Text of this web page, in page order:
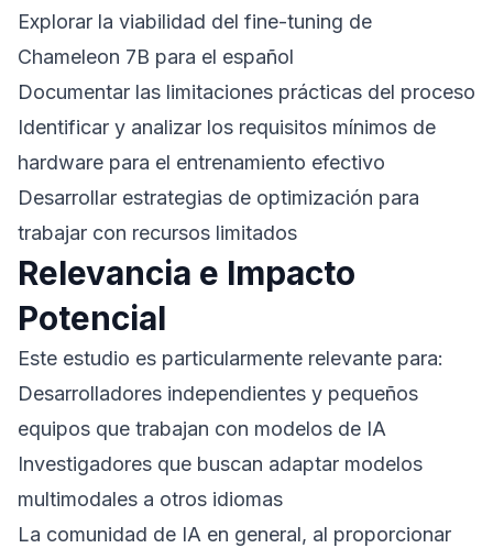
Explorar la viabilidad del fine-tuning de
Chameleon 7B para el español
Documentar las limitaciones prácticas del proceso
Identificar y analizar los requisitos mínimos de
hardware para el entrenamiento efectivo
Desarrollar estrategias de optimización para
trabajar con recursos limitados
Relevancia e Impacto
Potencial
Este estudio es particularmente relevante para:
Desarrolladores independientes y pequeños
equipos que trabajan con modelos de IA
Investigadores que buscan adaptar modelos
multimodales a otros idiomas
La comunidad de IA en general, al proporcionar